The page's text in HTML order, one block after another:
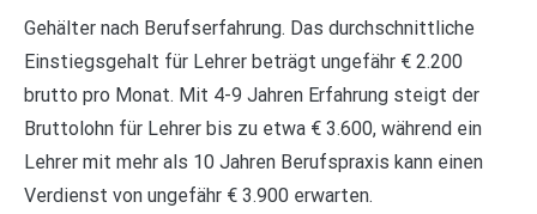
Gehälter nach Berufserfahrung. Das durchschnittliche
Einstiegsgehalt für Lehrer beträgt ungefähr € 2.200
brutto pro Monat. Mit 4-9 Jahren Erfahrung steigt der
Bruttolohn für Lehrer bis zu etwa € 3.600, während ein
Lehrer mit mehr als 10 Jahren Berufspraxis kann einen
Verdienst von ungefähr € 3.900 erwarten.